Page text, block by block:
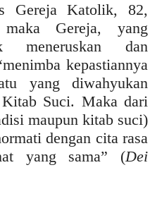
Gereja Katolik, 82,
Gereja, yang
meneruskan dan
kepastiannya
yang diwahyukan
Suci. Maka dari
maupun kitab suci)
dengan cita rasa
yang sama” (Dei